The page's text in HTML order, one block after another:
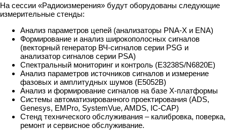
На сессии «Радиоизмерения» будут оборудованы следующие
измерительные стенды:
Анализ параметров цепей (анализаторы PNA-X и ENA)
Формирование и анализ широкополосных сигналов
(векторный генератор ВЧ-сигналов серии PSG и
анализатор сигналов серии PSA)
Спектральный мониторинг и контроль (E3238S/N6820E)
Анализ параметров источников сигналов и измерение
фазовых и амплитудных шумов (E5052B)
Анализ и формирование сигналов на базе X-платформы
Системы автоматизированного проектирования (ADS,
Genesys, EMPro, SystemVue, AMDS, IC-CAP)
Стенд технического обслуживания – калибровка, поверка,
ремонт и сервисное обслуживание.